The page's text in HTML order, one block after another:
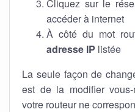
Cliquez sur le
accéder à internet
À côté du mot
adresse IP listée
La seule façon de
est de la modifier
votre routeur ne